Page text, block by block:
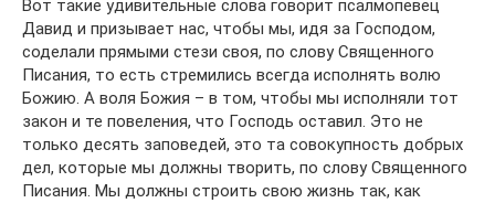
Вот такие удивительные слова говорит псалмопевец
Давид и призывает нас, чтобы мы, идя за Господом,
соделали прямыми стези своя, по слову Священного
Писания, то есть стремились всегда исполнять волю
Божию. А воля Божия – в том, чтобы мы исполняли тот
закон и те повеления, что Господь оставил. Это не
только десять заповедей, это та совокупность добрых
дел, которые мы должны творить, по слову Священного
Писания. Мы должны строить свою жизнь так, как